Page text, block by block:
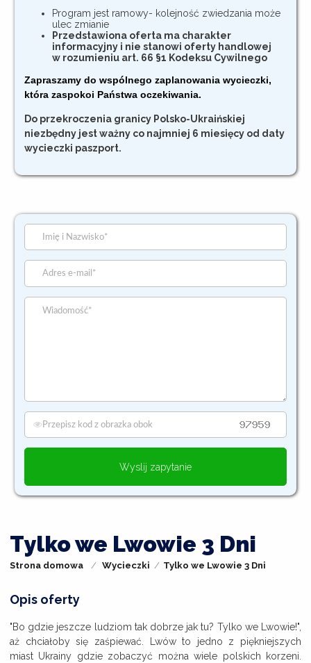
Program jest ramowy- kolejność zwiedzania może
ulec zmianie
Przedstawiona oferta ma charakter
informacyjny i nie stanowi oferty handlowej
w rozumieniu art. 66 §1 Kodeksu Cywilnego
Zapraszamy do wspólnego zaplanowania wycieczki,
która zaspokoi Państwa oczekiwania.
Do przekroczenia granicy Polsko-Ukraińskiej
niezbędny jest ważny co najmniej 6 miesięcy od daty
wycieczki paszport.
Wyslij zapytanie
Tylko we Lwowie 3 Dni
Strona domowa Wycieczki Tylko we Lwowie 3 Dni
Opis oferty
"Bo gdzie jeszcze ludziom tak dobrze jak tu? Tylko we Lwowie!",
aż chciałoby się zaśpiewać. Lwów to jedno z piękniejszych
miast Ukrainy gdzie zobaczyć można wiele polskich korzeni.